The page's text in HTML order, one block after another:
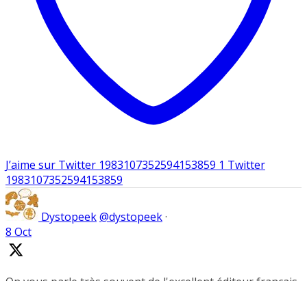
J’aime sur Twitter 1983107352594153859 1 Twitter
1983107352594153859
Dystopeek@dystopeek·
8 Oct